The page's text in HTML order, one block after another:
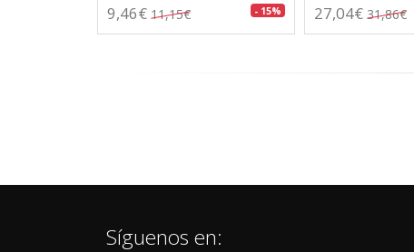
9,46€ 11,15€ - 15% 27,04€ 31,86€
Síguenos en: